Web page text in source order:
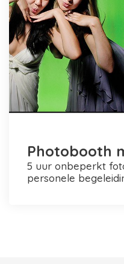
Photobooth
5 uur onbeperkt foto's maken en printen +
personele